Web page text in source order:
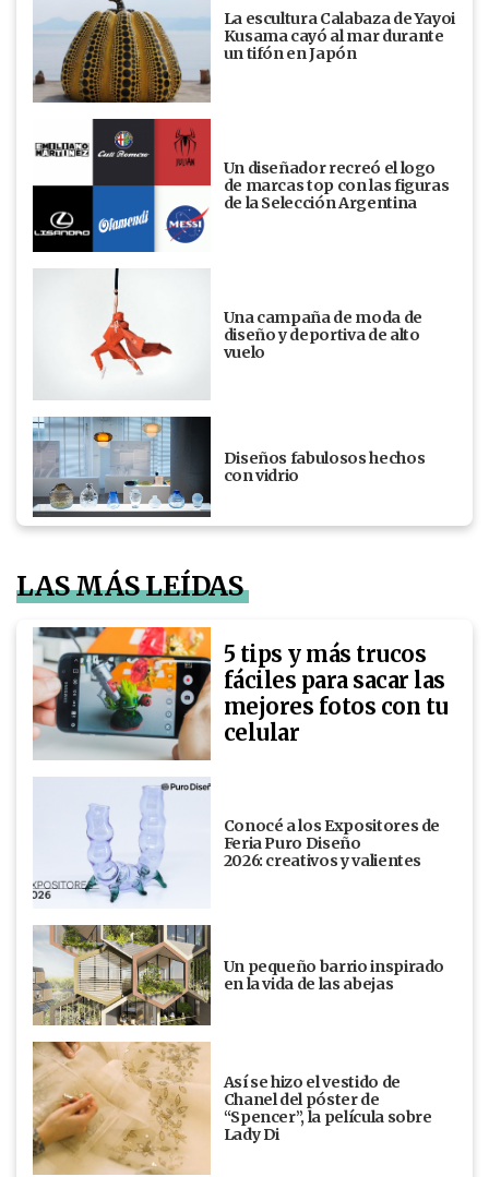
La escultura Calabaza de Yayoi
Kusama cayó al mar durante
un tifón en Japón
Un diseñador recreó el logo
de marcas top con las figuras
de la Selección Argentina
Una campaña de moda de
diseño y deportiva de alto
vuelo
Diseños fabulosos hechos
con vidrio
LAS MÁS LEÍDAS
5 tips y más trucos
fáciles para sacar las
mejores fotos con tu
celular
Conocé a los Expositores de
Feria Puro Diseño
2026: creativos y valientes
Un pequeño barrio inspirado
en la vida de las abejas
Así se hizo el vestido de
Chanel del póster de
“Spencer”, la película sobre
Lady Di